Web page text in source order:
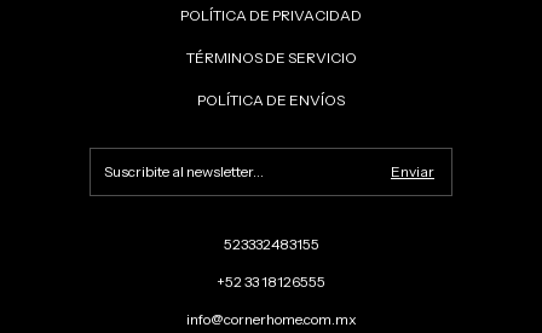
POLÍTICA DE PRIVACIDAD
TÉRMINOS DE SERVICIO
POLÍTICA DE ENVÍOS
523332483155
+52 33 18126555
info@cornerhome.com.mx